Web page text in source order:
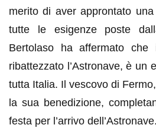
merito di aver approntato
tutte le esigenze poste
Bertolaso ha affermato che
ribattezzato l’Astronave, è un
tutta Italia. Il vescovo di
la sua benedizione,
festa per l’arrivo dell’Astronave.